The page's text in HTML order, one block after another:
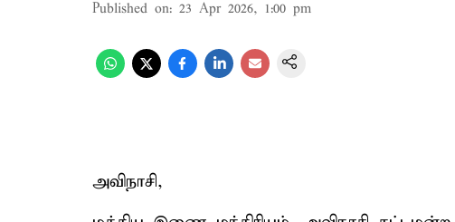
Published on: 23 Apr 2026, 1:00 pm
அவிநாசி,